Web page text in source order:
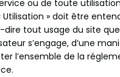
ou de toute
Utilisation » doit être
dire tout usage du site
s’engage, d’une
l’ensemble de la